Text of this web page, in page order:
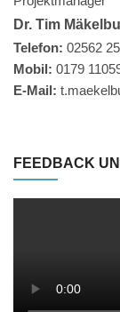
Dr. Tim
Telefon: 02562
Mobil: 0179
E-Mail:
FEEDBACK